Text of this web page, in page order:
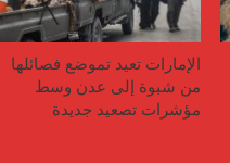
الإمارات تعيد تموضع فصائلها
من شبوة إلى عدن وسط
مؤشرات تصعيد جديدة